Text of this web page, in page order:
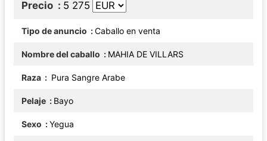
Precio 5 275
Tipo de anuncio Caballo en venta
Nombre del caballo MAHIA DE VILLARS
Raza Pura Sangre Arabe
Pelaje Bayo
Sexo Yegua